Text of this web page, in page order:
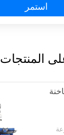
استمر
المنتجات